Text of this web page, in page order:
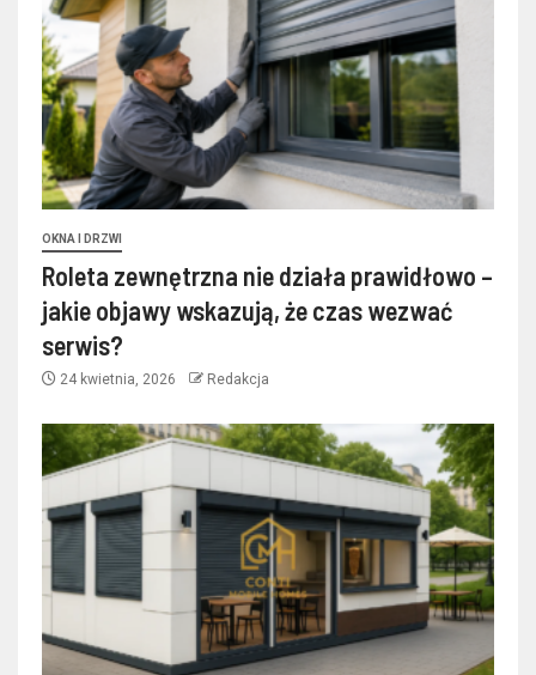
OKNA I DRZWI
Roleta zewnętrzna nie działa prawidłowo –
jakie objawy wskazują, że czas wezwać
serwis?
24 kwietnia, 2026 Redakcja